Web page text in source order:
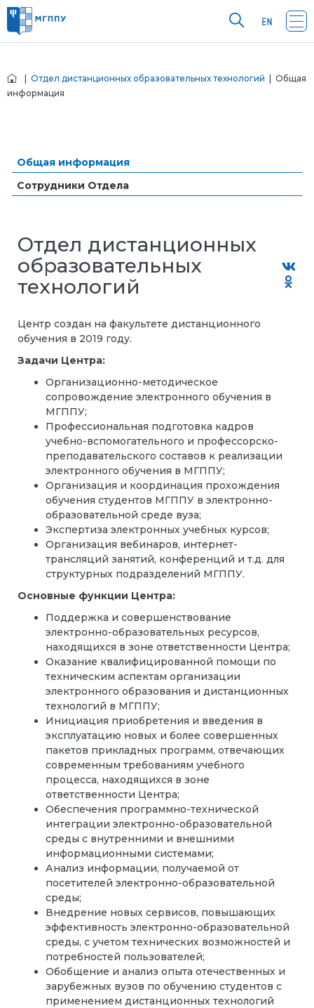
Отдел дистанционных образовательных технологий | Общая
информация
Общая информация
Сотрудники Отдела
Отдел дистанционных
образовательных
технологий
Центр создан на факультете дистанционного
обучения в 2019 году.
Задачи Центра:
Организационно-методическое
сопровождение электронного обучения в
МГППУ;
Профессиональная подготовка кадров
учебно-вспомогательного и профессорско-
преподавательского составов к реализации
электронного обучения в МГППУ;
Организация и координация прохождения
обучения студентов МГППУ в электронно-
образовательной среде вуза;
Экспертиза электронных учебных курсов;
Организация вебинаров, интернет-
трансляций занятий, конференций и т.д. для
структурных подразделений МГППУ.
Основные функции Центра:
Поддержка и совершенствование
электронно-образовательных ресурсов,
находящихся в зоне ответственности Центра;
Оказание квалифицированной помощи по
техническим аспектам организации
электронного образования и дистанционных
технологий в МГППУ;
Инициация приобретения и введения в
эксплуатацию новых и более совершенных
пакетов прикладных программ, отвечающих
современным требованиям учебного
процесса, находящихся в зоне
ответственности Центра;
Обеспечения программно-технической
интеграции электронно-образовательной
среды с внутренними и внешними
информационными системами;
Анализ информации, получаемой от
посетителей электронно-образовательной
среды;
Внедрение новых сервисов, повышающих
эффективность электронно-образовательной
среды, с учетом технических возможностей и
потребностей пользователей;
Обобщение и анализ опыта отечественных и
зарубежных вузов по обучению студентов с
применением дистанционных технологий